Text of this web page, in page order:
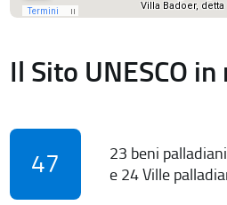
Il Sito UNESCO
47
23 beni
e 24 Ville